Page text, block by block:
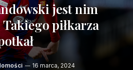
jest nim
piłkarza
16 marca, 2024